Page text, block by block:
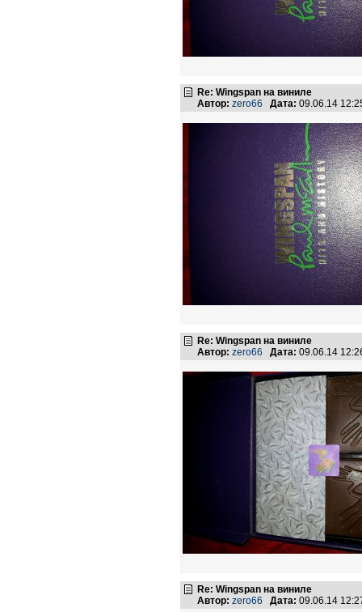
Re: Wingspan на виниле
Автор: zero66 Дата: 09.06.14
Re: Wingspan на виниле
Автор: zero66 Дата: 09.06.14
Re: Wingspan на виниле
Автор: zero66 Дата: 09.06.14